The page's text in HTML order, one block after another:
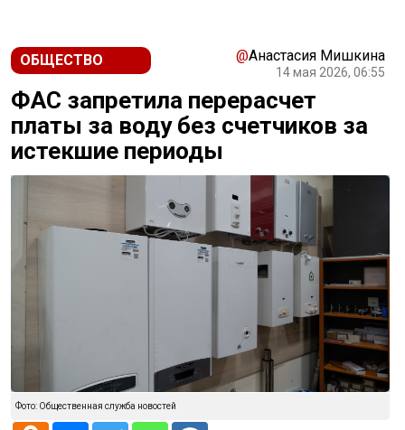
ОБЩЕСТВО @Анастасия Мишкина
14 мая 2026, 06:55
ФАС запретила перерасчет
платы за воду без счетчиков за
истекшие периоды
Фото: Общественная служба новостей